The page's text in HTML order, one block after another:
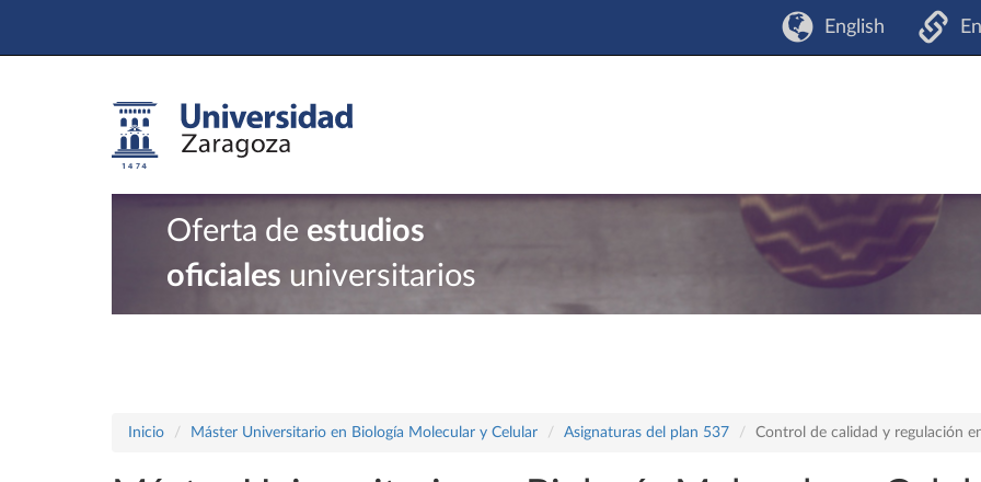
English
Oferta de estudios
oficiales universitarios
Inicio Máster Universitario en Biología Molecular y Celular Asignaturas del plan 537 Control de calidad y regulación